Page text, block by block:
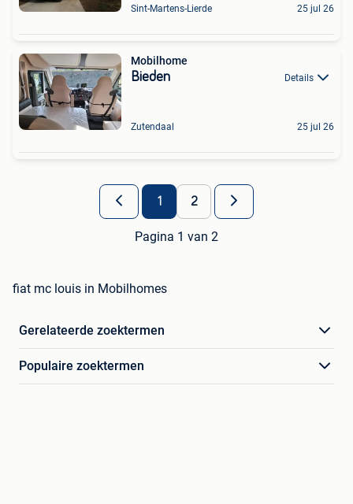
Sint-Martens-Lierde 25 jul 26
Mobilhome
Bieden Details
Zutendaal 25 jul 26
1 2
Pagina 1 van 2
fiat mc louis in Mobilhomes
Gerelateerde zoektermen
Populaire zoektermen